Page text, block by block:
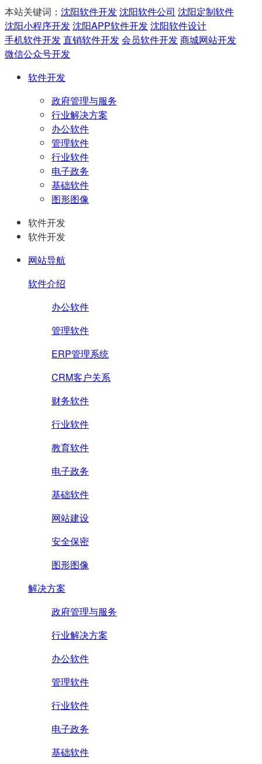
本站关键词： 沈阳软件开发沈阳软件公司 沈阳定制软件
沈阳小程序开发沈阳APP软件开发沈阳软件设计
手机软件开发直销软件开发会员软件开发商城网站开发
微信公众号开发
软件开发
政府管理与服务
行业解决方案
办公软件
管理软件
行业软件
电子政务
基础软件
图形图像
软件开发
软件开发
网站导航
软件介绍
办公软件
管理软件
ERP管理系统
CRM客户关系
财务软件
行业软件
教育软件
电子政务
基础软件
网站建设
安全保密
图形图像
解决方案
政府管理与服务
行业解决方案
办公软件
管理软件
行业软件
电子政务
基础软件